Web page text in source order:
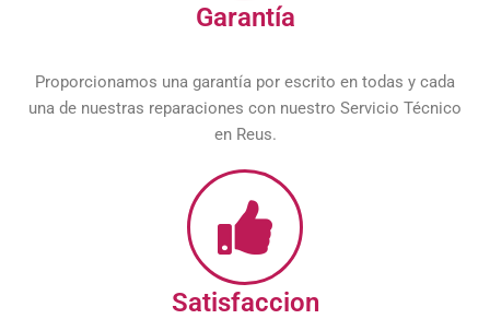
Garantía
Proporcionamos una garantía por escrito en todas y cada
una de nuestras reparaciones con nuestro Servicio Técnico
en Reus.
Satisfaccion